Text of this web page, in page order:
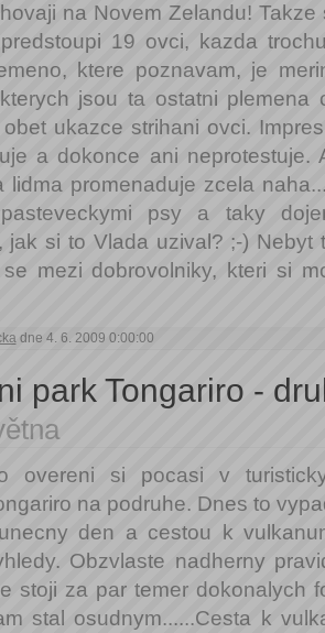
na Novem Zelandu!
19 ovci, kazda
ktere poznavam, je
jsou ta ostatni plemena
ukazce strihani ovci.
a dokonce ani
lidma promenaduje zcela
psy a taky
jak si to Vlada uzival? ;-) Nebyt
mezi dobrovolniky, kteri si
dne 4. 6. 2009 0:00:00
park Tongariro -
overeni si pocasi v
na podruhe. Dnes to
den a cestou k
Obzvlaste nadherny
stoji za par temer dokonalych
stal osudnym......Cesta k